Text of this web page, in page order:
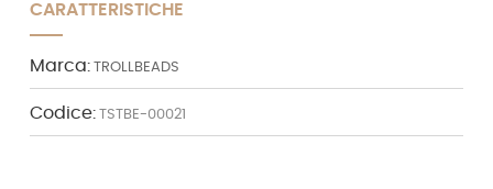
CARATTERISTICHE
Marca: TROLLBEADS
Codice: TSTBE-00021